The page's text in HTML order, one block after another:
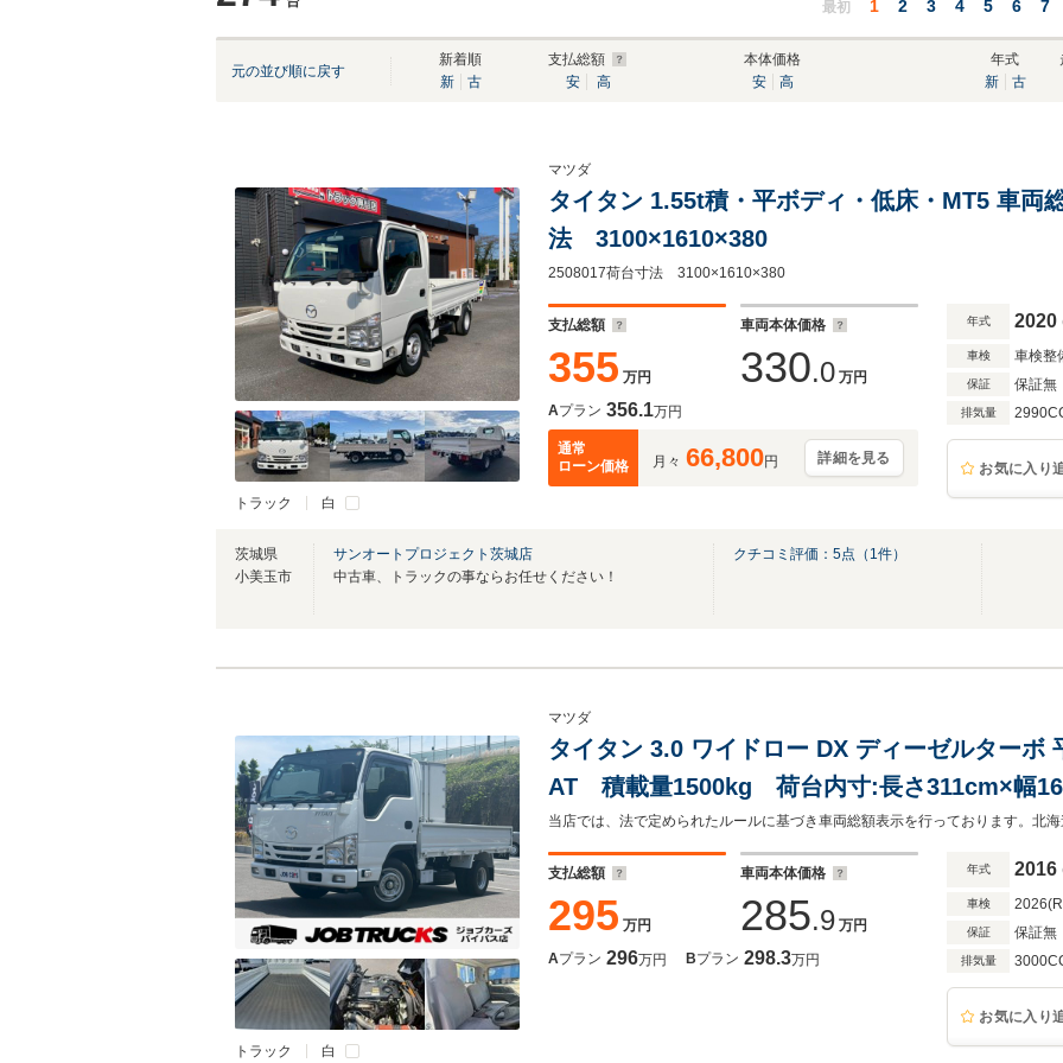
最初 1 2 3 4 5 6 7
元の並び順に戻す
新着順
新
古
支払総額
安
高
本体価格
安
高
年式
新
古
トラック 白
マツダ
タイタン 1.55t積・平ボディ・低床・MT5 車
法 3100×1610×380
2508017荷台寸法 3100×1610×380
支払総額
355 万円
車両本体価格
330.0 万円
Aプラン 356.1万円
通常
ローン価格
月々 66,800円 詳細を見る
年式 2020
車検 車検整
保証 保証無
排気量
お気に入り
茨城県
小美玉市
サンオートプロジェクト茨城店
中古車、トラックの事ならお任せください！
クチコミ評価： 5点（ 1件）
トラック 白
マツダ
タイタン 3.0 ワイドロー DX ディーゼルタ
AT 積載量1500kg 荷台内寸:長さ311cm×幅
量3715kg 三方開 後輪Wタイヤ 社外メモ
ラレコ アイスト
支払総額
295 万円
車両本体価格
285.9 万円
Aプラン 296万円 Bプラン 298.3万円
年式 2016
車検
保証 保証無
排気量
お気に入り